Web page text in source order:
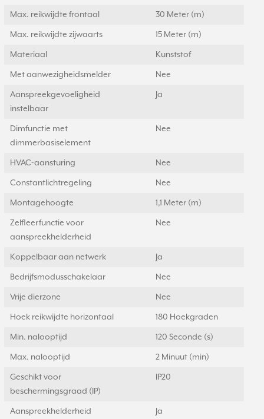
Max. reikwijdte frontaal 30 Meter (m)
Max. reikwijdte zijwaarts 15 Meter (m)
Materiaal Kunststof
Met aanwezigheidsmelder Nee
Aanspreekgevoeligheid
instelbaar
Ja
Dimfunctie met
dimmerbasiselement
Nee
HVAC-aansturing Nee
Constantlichtregeling Nee
Montagehoogte 1,1 Meter (m)
Zelfleerfunctie voor
aanspreekhelderheid
Nee
Koppelbaar aan netwerk Ja
Bedrijfsmodusschakelaar Nee
Vrije dierzone Nee
Hoek reikwijdte horizontaal 180 Hoekgraden
Min. nalooptijd 120 Seconde (s)
Max. nalooptijd 2 Minuut (min)
Geschikt voor
beschermingsgraad (IP)
IP20
Aanspreekhelderheid
Ja